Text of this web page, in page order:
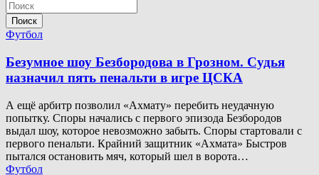
Поиск
Футбол
Безумное шоу Безбородова в Грозном. Судья
назначил пять пенальти в игре ЦСКА
А ещё арбитр позволил «Ахмату» перебить неудачную
попытку. Споры начались с первого эпизода Безбородов
выдал шоу, которое невозможно забыть. Споры стартовали с
первого пенальти. Крайний защитник «Ахмата» Быстров
пытался остановить мяч, который шел в ворота…
Футбол